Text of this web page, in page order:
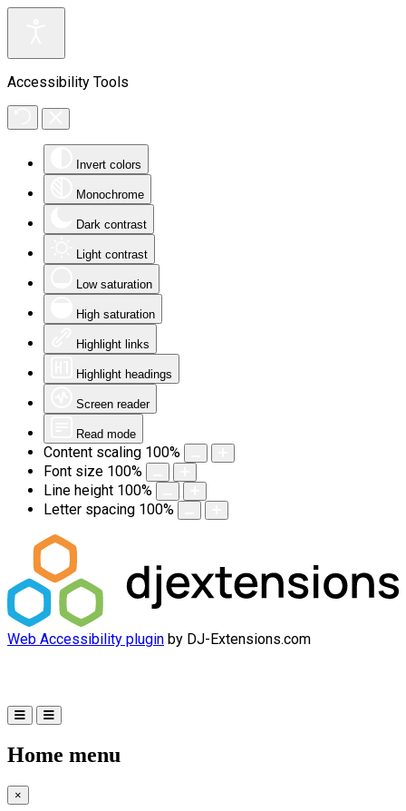
Accessibility Tools
Invert colors
Monochrome
Dark contrast
Light contrast
Low saturation
High saturation
Highlight links
Highlight headings
Screen reader
Read mode
Content scaling 100%
Font size 100%
Line height 100%
Letter spacing 100%
Web Accessibility plugin by DJ-Extensions.com
Home menu
×